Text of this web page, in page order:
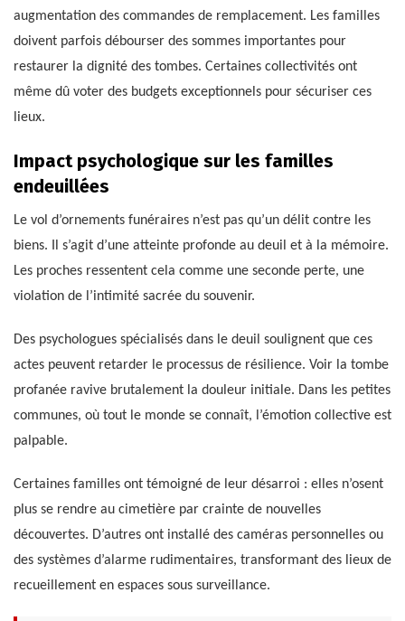
augmentation des commandes de remplacement. Les familles
doivent parfois débourser des sommes importantes pour
restaurer la dignité des tombes. Certaines collectivités ont
même dû voter des budgets exceptionnels pour sécuriser ces
lieux.
Impact psychologique sur les familles
endeuillées
Le vol d’ornements funéraires n’est pas qu’un délit contre les
biens. Il s’agit d’une atteinte profonde au deuil et à la mémoire.
Les proches ressentent cela comme une seconde perte, une
violation de l’intimité sacrée du souvenir.
Des psychologues spécialisés dans le deuil soulignent que ces
actes peuvent retarder le processus de résilience. Voir la tombe
profanée ravive brutalement la douleur initiale. Dans les petites
communes, où tout le monde se connaît, l’émotion collective est
palpable.
Certaines familles ont témoigné de leur désarroi : elles n’osent
plus se rendre au cimetière par crainte de nouvelles
découvertes. D’autres ont installé des caméras personnelles ou
des systèmes d’alarme rudimentaires, transformant des lieux de
recueillement en espaces sous surveillance.